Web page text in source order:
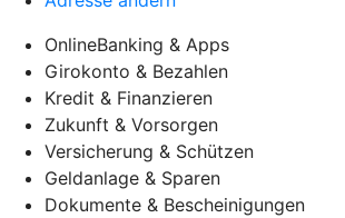
OnlineBanking & Apps
Girokonto & Bezahlen
Kredit & Finanzieren
Zukunft & Vorsorgen
Versicherung & Schützen
Geldanlage & Sparen
Dokumente & Bescheinigungen